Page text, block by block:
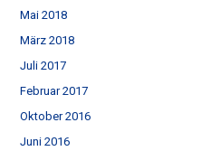
Mai 2018
März 2018
Juli 2017
Februar 2017
Oktober 2016
Juni 2016